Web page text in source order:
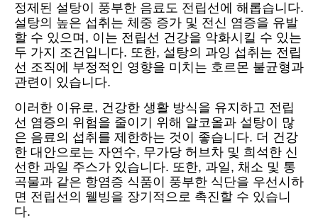
정제된 설탕이 풍부한 음료도 전립선에 해롭습니다.
설탕의 높은 섭취는 체중 증가 및 전신 염증을 유발
할 수 있으며, 이는 전립선 건강을 악화시킬 수 있는
두 가지 조건입니다. 또한, 설탕의 과잉 섭취는 전립
선 조직에 부정적인 영향을 미치는 호르몬 불균형과
관련이 있습니다.
이러한 이유로, 건강한 생활 방식을 유지하고 전립
선 염증의 위험을 줄이기 위해 알코올과 설탕이 많
은 음료의 섭취를 제한하는 것이 좋습니다. 더 건강
한 대안으로는 자연수, 무가당 허브차 및 희석한 신
선한 과일 주스가 있습니다. 또한, 과일, 채소 및 통
곡물과 같은 항염증 식품이 풍부한 식단을 우선시하
면 전립선의 웰빙을 장기적으로 촉진할 수 있습니
다.